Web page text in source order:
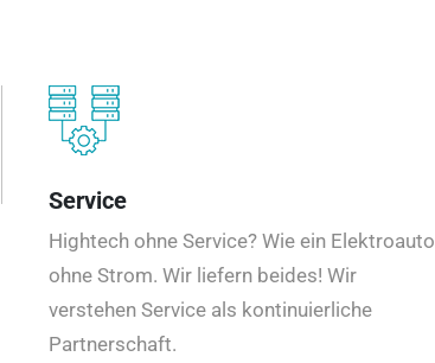
Service
Hightech ohne Service? Wie ein Elektroauto
ohne Strom. Wir liefern beides! Wir
verstehen Service als kontinuierliche
Partnerschaft.